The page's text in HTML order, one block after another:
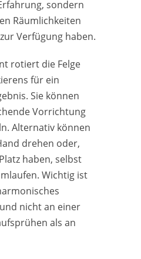
sondern
Räumlichkeiten
Verfügung haben.
rotiert die Felge
für ein
Sie können
Vorrichtung
Alternativ können
drehen oder,
haben, selbst
Wichtig ist
nicht an einer
als an